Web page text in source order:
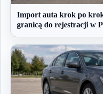
Import auta krok po
granicą do rejestracji w